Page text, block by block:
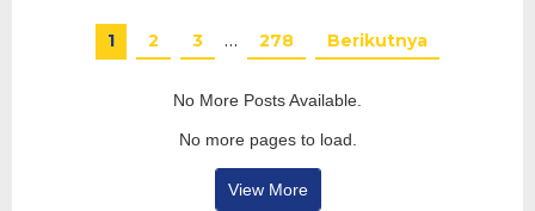
1 2 3 … 278 Berikutnya
No More Posts Available.
No more pages to load.
View More